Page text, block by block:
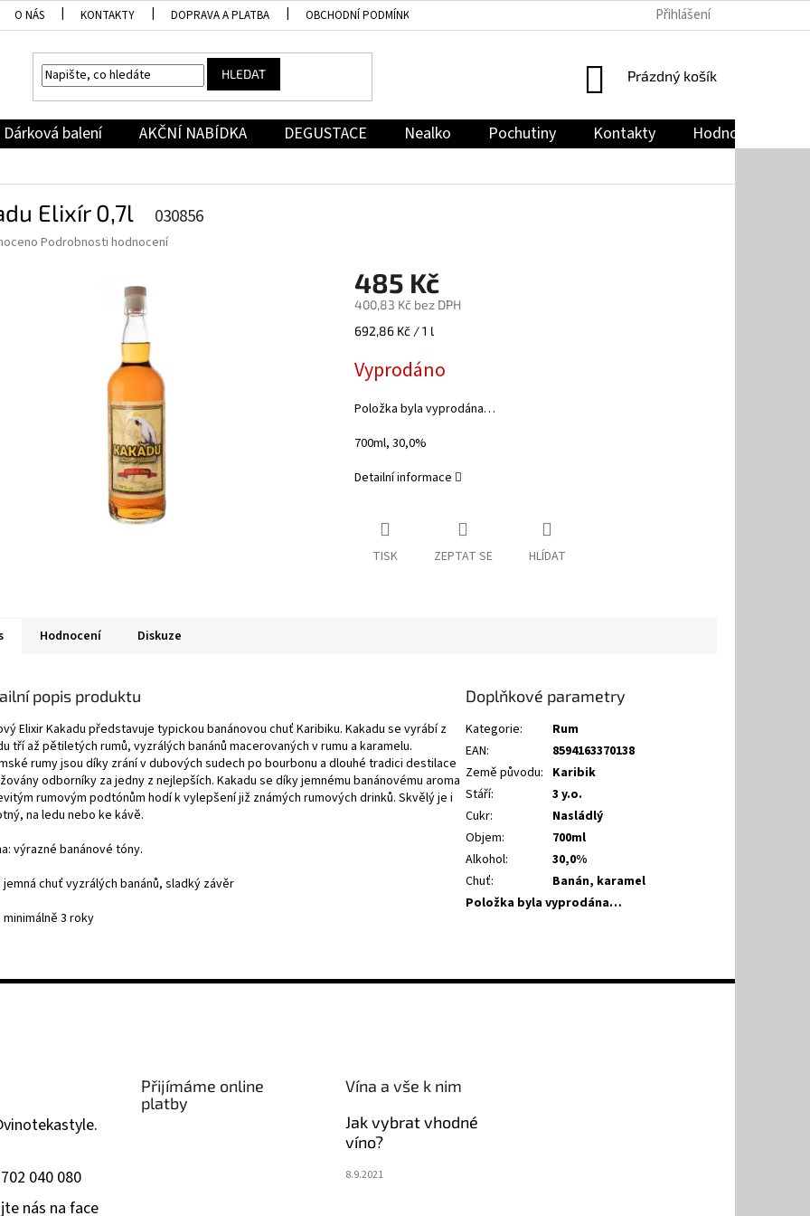
O NÁS KONTAKTY DOPRAVA A PLATBA OBCHODNÍ PODMÍNKY JAK NAKUPOVAT
Přihlášení
HLEDAT
NÁKUPNÍ
Prázdný košík
Dárková balení AKČNÍ NABÍDKA DEGUSTACE Nealko Pochutiny Kontakty Hodnocení
Elixír 0,7l 030856
Podrobnosti hodnocení
485 Kč
400,83 Kč bez DPH
Měrná
692,86 Kč / 1 l
Vyprodáno
Položka byla vyprodána…
700ml, 30,0%
Detailní informace
TISK ZEPTAT SE HLÍDAT
Hodnocení Diskuze
popis produktu
Elixir Kakadu představuje typickou banánovou chuť Karibiku. Kakadu se vyrábí z
tří až pětiletých rumů, vyzrálých banánů macerovaných v rumu a karamelu.
rumy jsou díky zrání v dubových sudech po bourbonu a dlouhé tradici destilace
odborníky za jedny z nejlepších. Kakadu se díky jemnému banánovému aroma
rumovým podtónům hodí k vylepšení již známých rumových drinků. Skvělý je i
na ledu nebo ke kávě.
výrazné banánové tóny.
jemná chuť vyzrálých banánů, sladký závěr
minimálně 3 roky
Doplňkové parametry
Kategorie:
Rum
EAN:
8594163370138
Země původu: Karibik
Stáří:
3 y.o.
Cukr:
Nasládlý
Objem:
700ml
Alkohol:
30,0%
Chuť:
Banán, karamel
Položka byla vyprodána…
vinotekastyle.
040 080
nás na face
Přijímáme online
platby
Vína a vše k nim
Jak vybrat vhodné
víno?
8.9.2021